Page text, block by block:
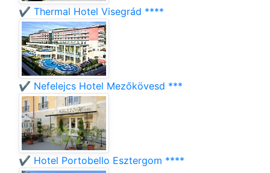
✔️ Thermal Hotel Visegrád ****
✔️ Nefelejcs Hotel Mezőkövesd ***
✔️ Hotel Portobello Esztergom ****